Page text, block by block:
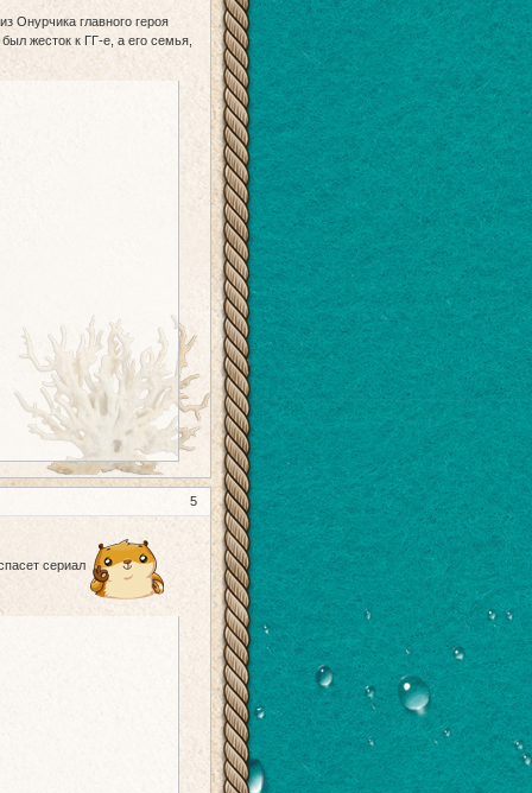
Онурчика главного героя
жесток к ГГ-е, а его семья,
5
сериал